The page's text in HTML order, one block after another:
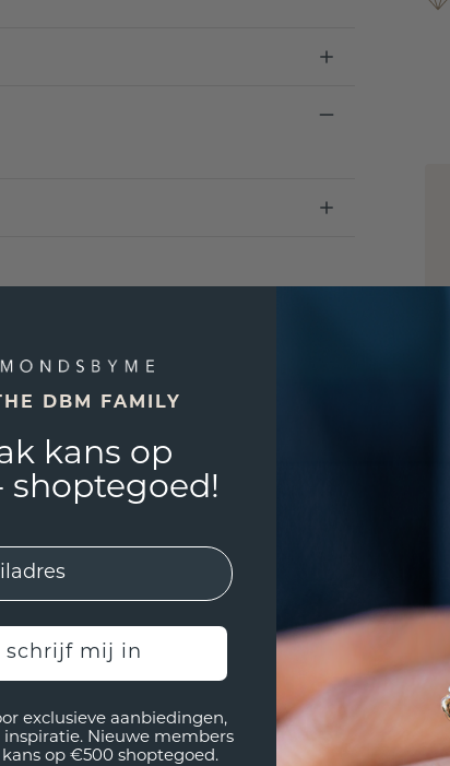
DBM FAMILY
kans op
shoptegoed!
schrijf mij in
exclusieve aanbiedingen,
inspiratie. Nieuwe members
op €500 shoptegoed.